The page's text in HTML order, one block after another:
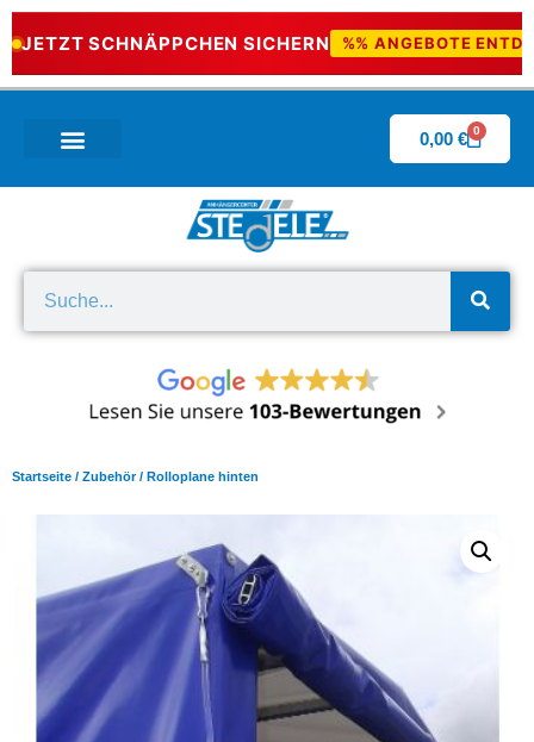
JETZT SCHNÄPPCHEN SICHERN %% ANGEBOTE
0,00 € 0
Startseite / Zubehör/ Rolloplane hinten